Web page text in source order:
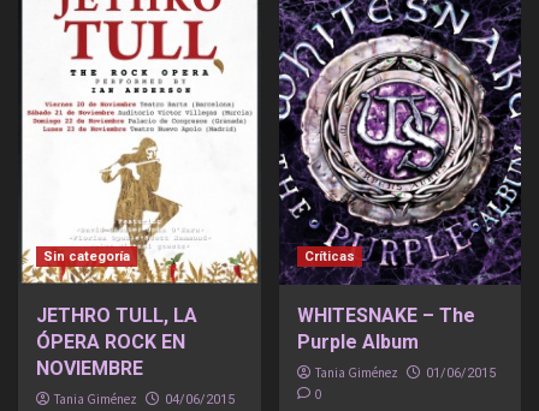
Sin categoría
JETHRO TULL, LA
ÓPERA ROCK EN
NOVIEMBRE
Tania Giménez 04/06/2015
Críticas
WHITESNAKE – The
Purple Album
Tania Giménez 01/06/2015
0